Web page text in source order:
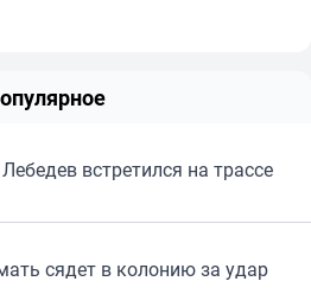
встретился на трассе
сядет в колонию за удар